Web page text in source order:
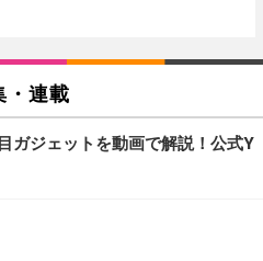
・連載
ガジェットを動画で解説！公式Y